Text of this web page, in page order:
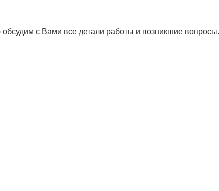
с Вами все детали работы и возникшие вопросы.